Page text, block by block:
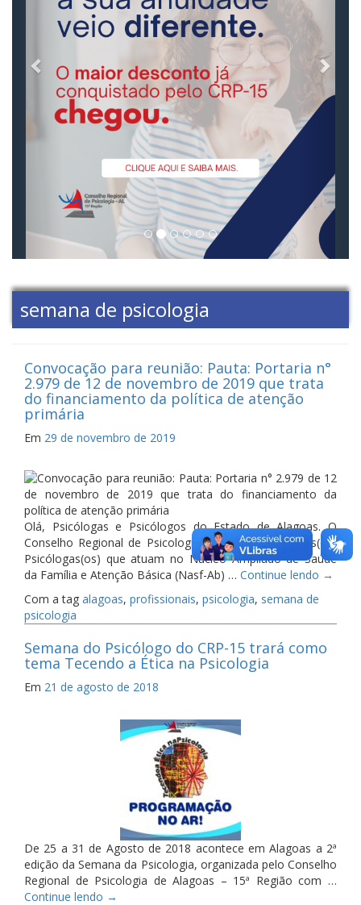
semana de psicologia
Convocação para reunião: Pauta: Portaria n°
2.979 de 12 de novembro de 2019 que trata
do financiamento da política de atenção
primária
Em 29 de novembro de 2019
Olá, Psicólogas e Psicólogos do Estado de Alagoas. O
Conselho Regional de Psicologia (CRP-15) convoca as(os)
Psicólogas(os) que atuam no Núcleo Ampliado de Saúde
da Família e Atenção Básica (Nasf-Ab) … Continue lendo →
Com a tag alagoas, profissionais, psicologia, semana de
psicologia
Semana do Psicólogo do CRP-15 trará como
tema Tecendo a Ética na Psicologia
Em 21 de agosto de 2018
De 25 a 31 de Agosto de 2018 acontece em Alagoas a 2ª
edição da Semana da Psicologia, organizada pelo Conselho
Regional de Psicologia de Alagoas – 15ª Região com …
Continue lendo →